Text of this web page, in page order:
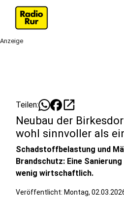
Anzeige
Teilen: open_in_new
Neubau der
wohl sinnvoller als
Schadstoffbelastung und
Brandschutz: Eine
wenig wirtschaftlich.
Veröffentlicht: Montag,